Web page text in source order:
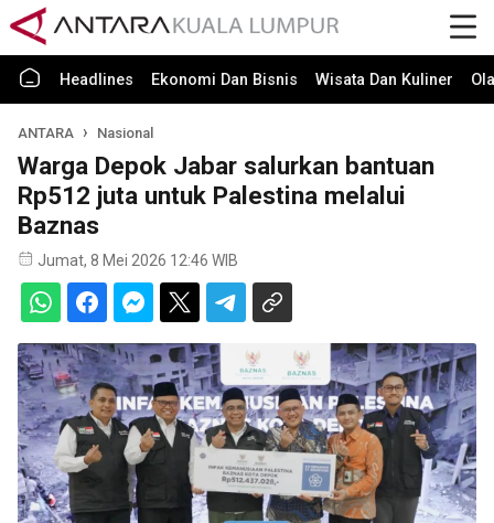
Headlines Ekonomi Dan Bisnis Wisata Dan Kuliner
ANTARA Nasional
Warga Depok Jabar salurkan bantuan
Rp512 juta untuk Palestina melalui
Baznas
Jumat, 8 Mei 2026 12:46 WIB